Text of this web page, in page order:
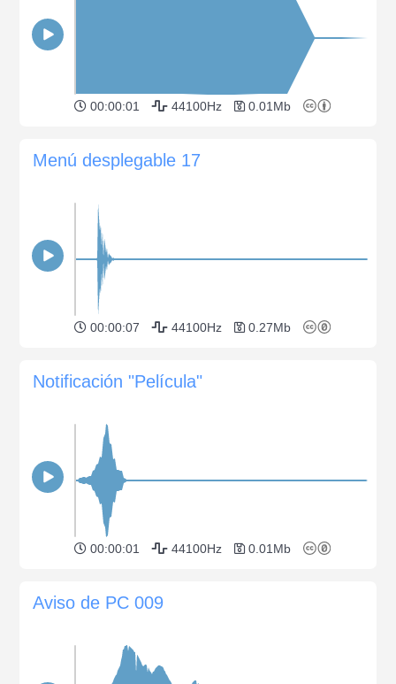
00:00:01 44100Hz 0.01Mb
Menú desplegable 17
00:00:07 44100Hz 0.27Mb
Notificación "Película"
00:00:01 44100Hz 0.01Mb
Aviso de PC 009